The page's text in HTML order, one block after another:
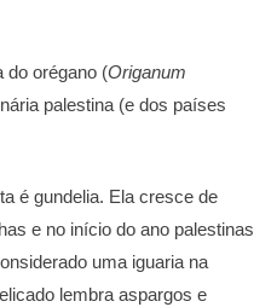
do orégano (Origanum
palestina (e dos países
é gundelia. Ela cresce de
e no início do ano palestinas
uma iguaria na
lembra aspargos e